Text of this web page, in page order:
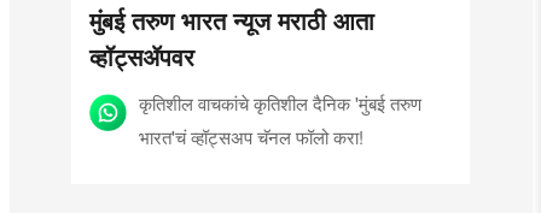
मुंबई तरुण भारत न्यूज मराठी आता
व्हॉट्सॲपवर
कृतिशील वाचकांचे कृतिशील दैनिक 'मुंबई तरुण
भारत'चं व्हॉट्सअप चॅनल फॉलो करा!